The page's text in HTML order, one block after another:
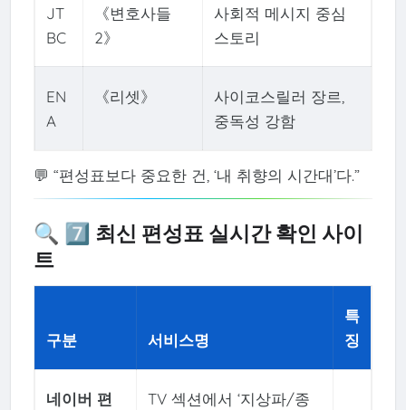
JT
BC
《변호사들
2》
사회적 메시지 중심
스토리
EN
A
《리셋》
사이코스릴러 장르,
중독성 강함
💬 “편성표보다 중요한 건, ‘내 취향의 시간대’다.”
🔍 7️⃣ 최신 편성표 실시간 확인 사이
트
구분 서비스명
특
징
네이버 편
TV 섹션에서 ‘지상파/종